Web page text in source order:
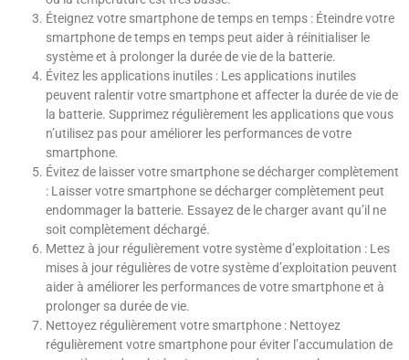
Éteignez votre smartphone de temps en temps : Éteindre votre
smartphone de temps en temps peut aider à réinitialiser le
système et à prolonger la durée de vie de la batterie.
Évitez les applications inutiles : Les applications inutiles
peuvent ralentir votre smartphone et affecter la durée de vie de
la batterie. Supprimez régulièrement les applications que vous
n’utilisez pas pour améliorer les performances de votre
smartphone.
Évitez de laisser votre smartphone se décharger complètement
: Laisser votre smartphone se décharger complètement peut
endommager la batterie. Essayez de le charger avant qu’il ne
soit complètement déchargé.
Mettez à jour régulièrement votre système d’exploitation : Les
mises à jour régulières de votre système d’exploitation peuvent
aider à améliorer les performances de votre smartphone et à
prolonger sa durée de vie.
Nettoyez régulièrement votre smartphone : Nettoyez
régulièrement votre smartphone pour éviter l’accumulation de